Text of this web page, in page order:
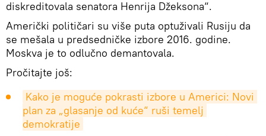
diskreditovala senatora Henrija Džeksona“.
Američki političari su više puta optuživali Rusiju da
se mešala u predsedničke izbore 2016. godine.
Moskva je to odlučno demantovala.
Pročitajte još:
Kako je moguće pokrasti izbore u Americi: Novi
plan za „glasanje od kuće“ ruši temelj
demokratije